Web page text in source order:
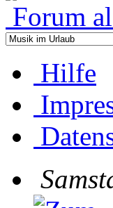
Forum
Hilfe